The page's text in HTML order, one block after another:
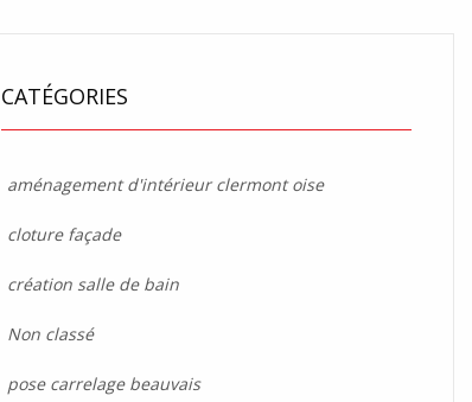
CATÉGORIES
aménagement d'intérieur clermont oise
cloture façade
création salle de bain
Non classé
pose carrelage beauvais